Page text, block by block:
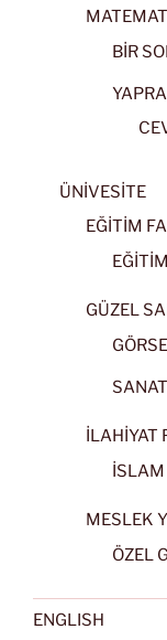
BİR
ÜNİVESİTE
EĞİTİM
GÜZEL
İLAHİYAT
İSLAM
MESLEK
ÖZEL
ENGLISH